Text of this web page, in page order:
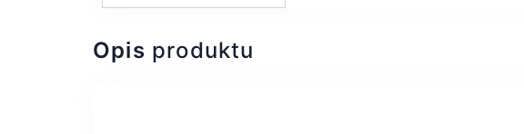
Opis produktu